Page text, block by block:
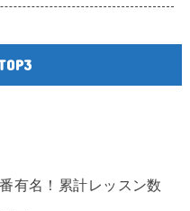
有名！累計レッスン数